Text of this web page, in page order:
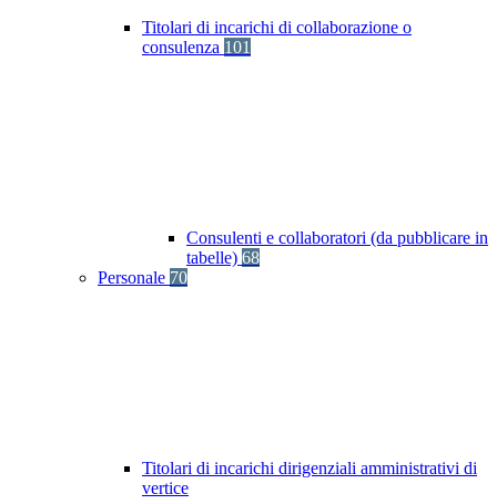
Titolari di incarichi di collaborazione o
consulenza 101
Consulenti e collaboratori (da pubblicare in
tabelle) 68
Personale 70
Titolari di incarichi dirigenziali amministrativi di
vertice